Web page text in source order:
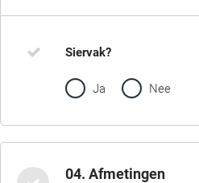
Siervak?
Ja Nee
04. Afmetingen